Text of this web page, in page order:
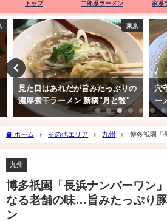
トップ 二郎系ラーメン 家系
東京
見た目はあれだが旨みたっぷりの
濃厚煮干ラーメン 新橋"月と鼈"
穴守
ーメ
ホーム その他エリア 九州
博多祇園「
たくなる老舗の味…旨みたっぷり豚骨チャーシュー
九州
博多祇園「長浜ナンバーワン
なる老舗の味…旨みたっぷり
ン